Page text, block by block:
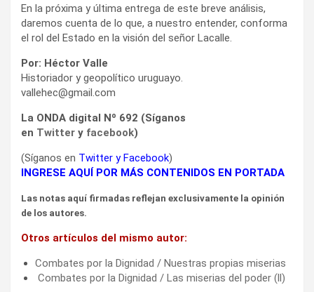
En la próxima y última entrega de este breve análisis,
daremos cuenta de lo que, a nuestro entender, conforma
el rol del Estado en la visión del señor Lacalle.
Por: Héctor Valle
Historiador y geopolítico uruguayo.
vallehec@gmail.com
La ONDA digital Nº 692 (Síganos
en Twitter y facebook)
(Síganos en Twitter yFacebook)
INGRESE AQUÍ POR MÁS CONTENIDOS EN PORTADA
Las notas aquí firmadas reflejan exclusivamente la opinión
de los autores.
Otros artículos del mismo autor:
Combates por la Dignidad / Nuestras propias miserias
Combates por la Dignidad / Las miserias del poder (ll)